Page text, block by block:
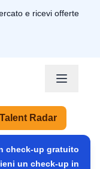
e ricevi offerte
Radar
check-up gratuito
un check-up in